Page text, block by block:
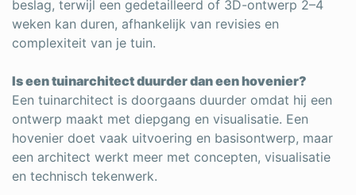
beslag, terwijl een gedetailleerd of 3D-ontwerp 2–4
weken kan duren, afhankelijk van revisies en
complexiteit van je tuin.
Is een tuinarchitect duurder dan een hovenier?
Een tuinarchitect is doorgaans duurder omdat hij een
ontwerp maakt met diepgang en visualisatie. Een
hovenier doet vaak uitvoering en basisontwerp, maar
een architect werkt meer met concepten, visualisatie
en technisch tekenwerk.